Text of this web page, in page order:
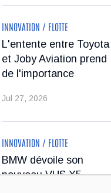
INNOVATION / FLOTTE
L'entente entre Toyota
et Joby Aviation prend
de l'importance
Jul 27, 2026
INNOVATION / FLOTTE
BMW dévoile son
nouveau VUS X5